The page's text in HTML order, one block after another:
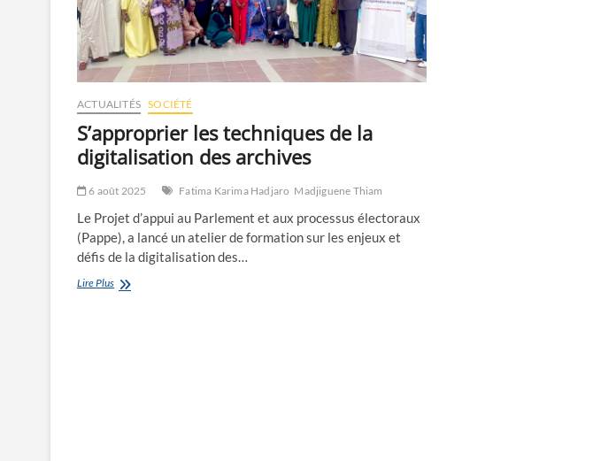
ACTUALITÉS SOCIÉTÉ
S’approprier les techniques de la
digitalisation des archives
6 août 2025 Fatima Karima Hadjaro Madjiguene Thiam
Le Projet d’appui au Parlement et aux processus électoraux
(Pappe), a lancé un atelier de formation sur les enjeux et
défis de la digitalisation des…
Lire PlusS’approprier